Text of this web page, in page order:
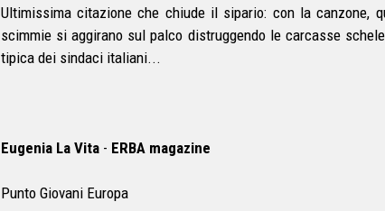
Ultimissima citazione che chiude il sipario: con la canzone,
scimmie si aggirano sul palco distruggendo le carcasse
tipica dei sindaci italiani...
Eugenia La Vita- ERBA magazine
Punto Giovani Europa